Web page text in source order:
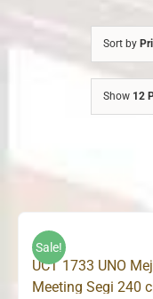
Sort by
Show 12
Sale!
UCT 1733 UNO
Meeting Segi 240